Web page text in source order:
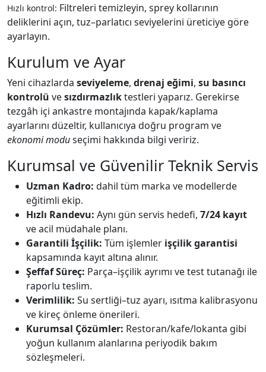
Hızlı kontrol: Filtreleri temizleyin, sprey kollarının
deliklerini açın, tuz–parlatıcı seviyelerini üreticiye göre
ayarlayın.
Kurulum ve Ayar
Yeni cihazlarda seviyeleme, drenaj eğimi, su basıncı
kontrolü vesızdırmazlıktestleri yaparız. Gerekirse
tezgâh içi ankastre montajında kapak/kaplama
ayarlarını düzeltir, kullanıcıya doğru program ve
ekonomi moduseçimi hakkında bilgi veririz.
Kurumsal ve Güvenilir Teknik Servis
Uzman Kadro: dahil tüm marka ve modellerde
eğitimli ekip.
Hızlı Randevu: Aynı gün servis hedefi, 7/24 kayıt
ve acil müdahale planı.
Garantili İşçilik: Tüm işlemler işçilik garantisi
kapsamında kayıt altına alınır.
Şeffaf Süreç: Parça–işçilik ayrımı ve test tutanağı ile
raporlu teslim.
Verimlilik: Su sertliği–tuz ayarı, ısıtma kalibrasyonu
ve kireç önleme önerileri.
Kurumsal Çözümler: Restoran/kafe/lokanta gibi
yoğun kullanım alanlarına periyodik bakım
sözleşmeleri.